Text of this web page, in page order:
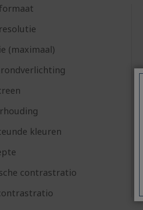
(maximaal)
kleuren
contrastratio